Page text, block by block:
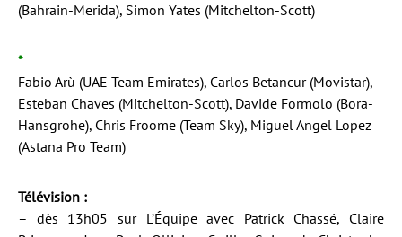
(Bahrain-Merida), Simon Yates (Mitchelton-Scott)
*
Fabio Arù (UAE Team Emirates), Carlos Betancur (Movistar),
Esteban Chaves (Mitchelton-Scott), Davide Formolo (Bora-
Hansgrohe), Chris Froome (Team Sky), Miguel Angel Lopez
(Astana Pro Team)
Télévision :
– dès 13h05 sur L’Équipe avec Patrick Chassé, Claire